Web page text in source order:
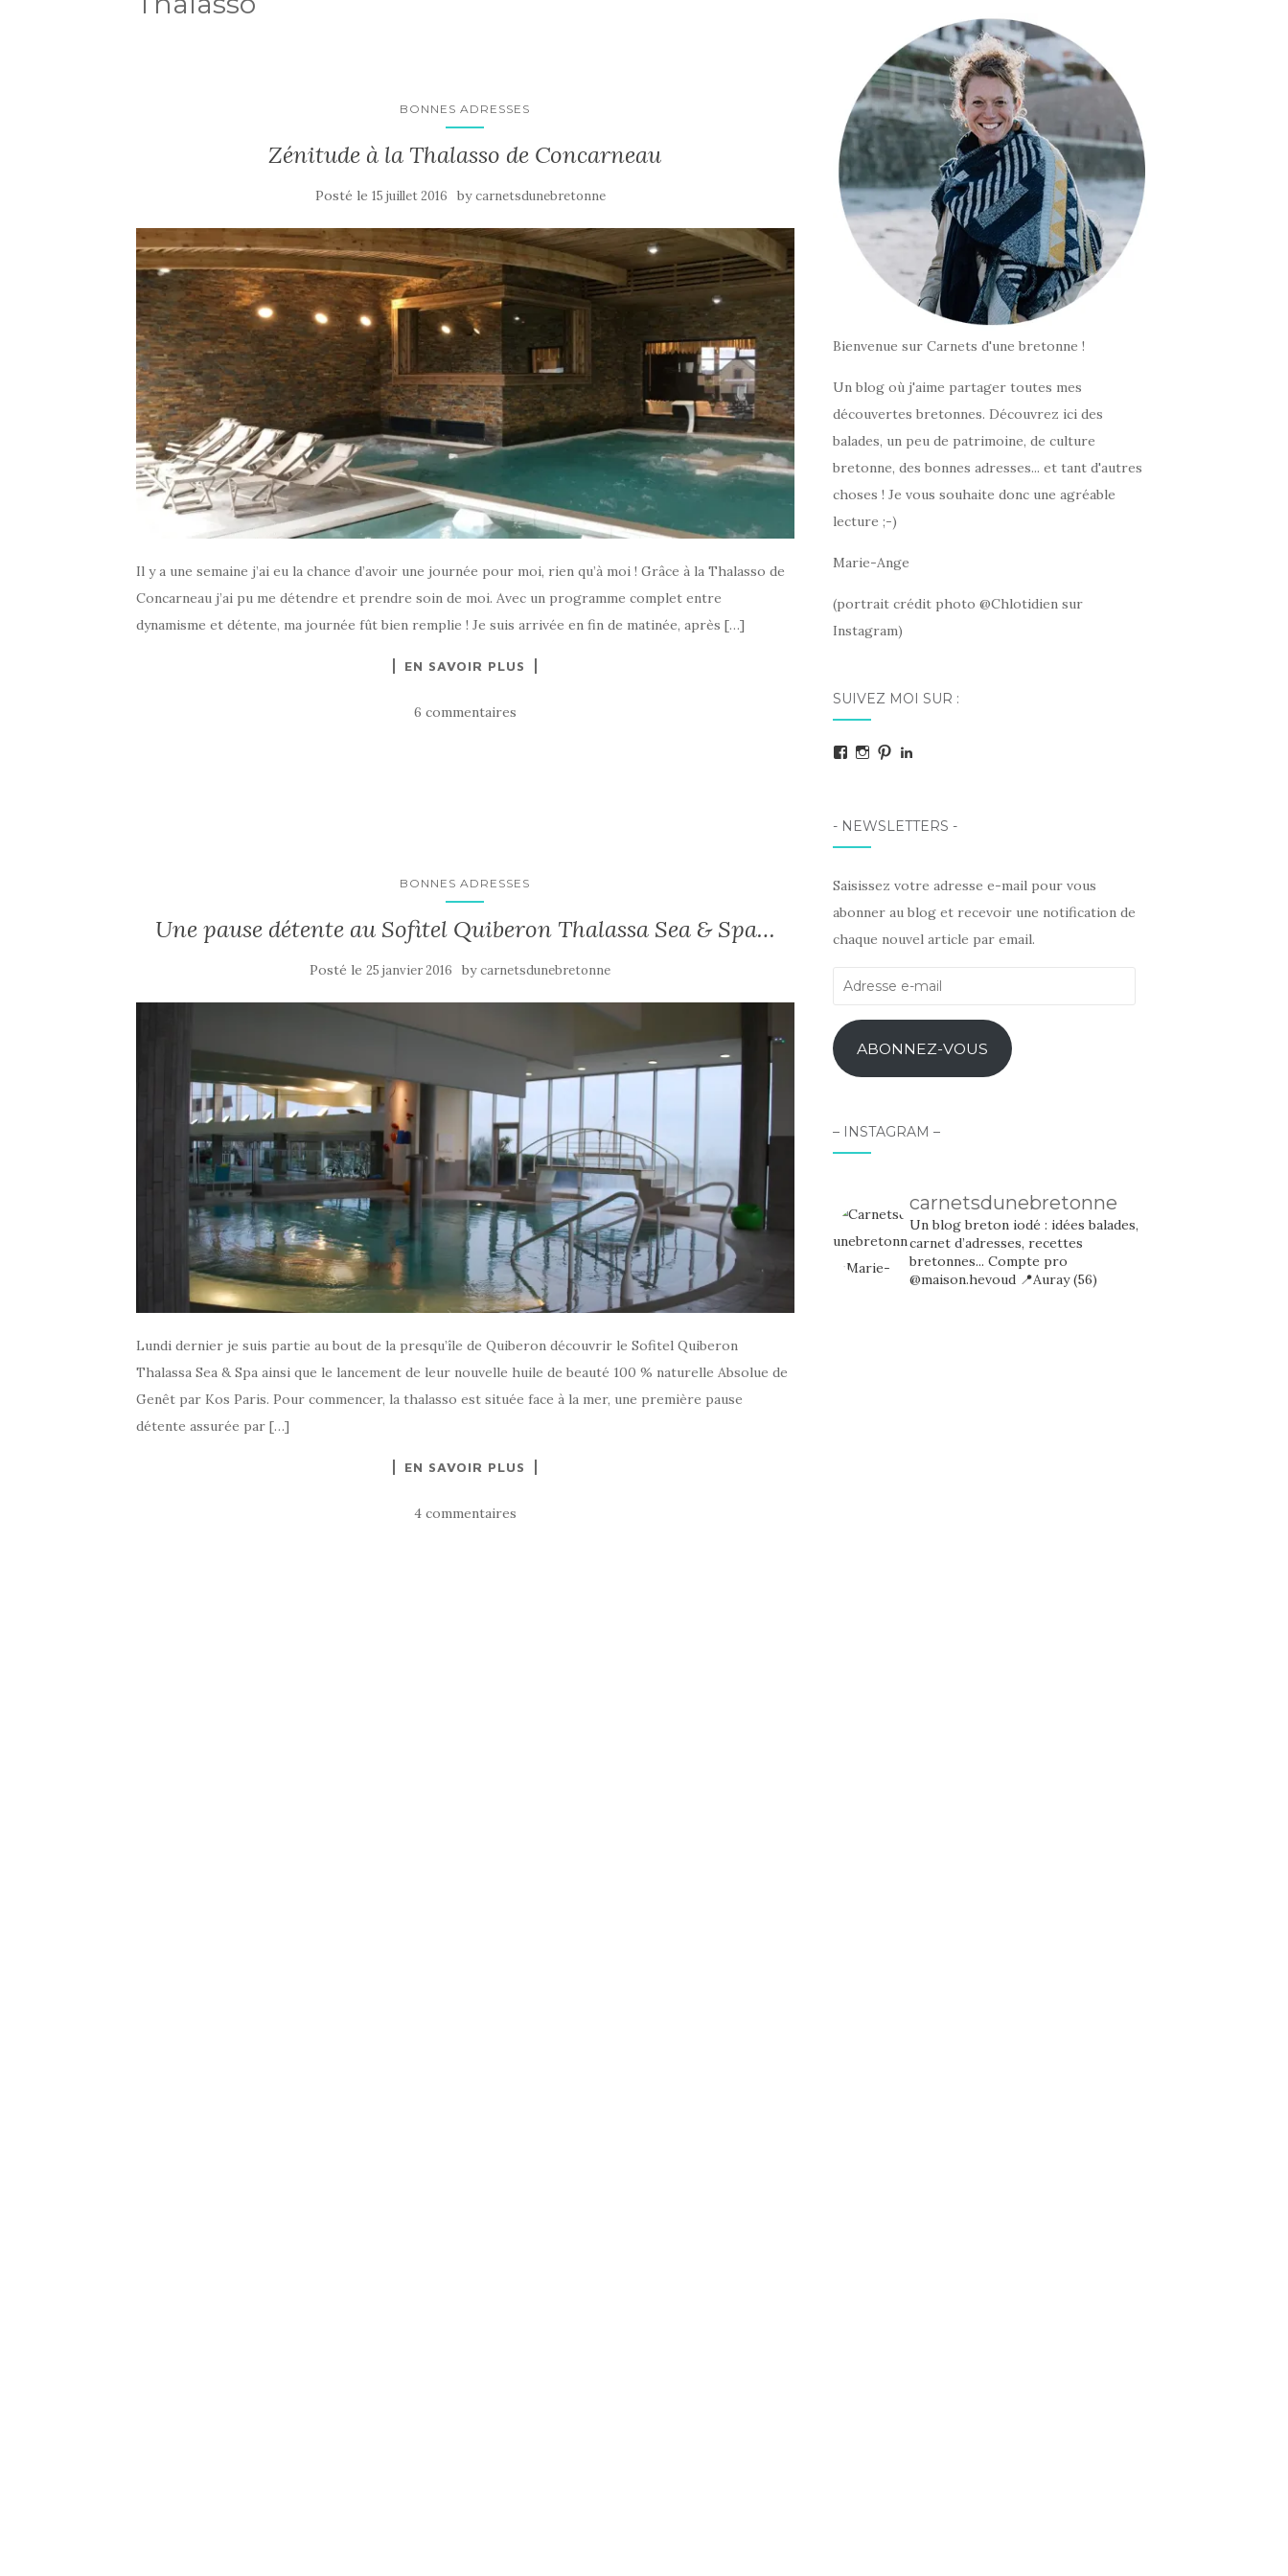
BONNES ADRESSES
Zénitude à la Thalasso de Concarneau
Posté le 15 juillet 2016 bycarnetsdunebretonne
Il y a une semaine j’ai eu la chance d’avoir une journée pour moi, rien qu’à moi ! Grâce à la Thalasso de
Concarneau j’ai pu me détendre et prendre soin de moi. Avec un programme complet entre
dynamisme et détente, ma journée fût bien remplie ! Je suis arrivée en fin de matinée, après […]
EN SAVOIR PLUS
6 commentaires
BONNES ADRESSES
Une pause détente au Sofitel Quiberon Thalassa Sea & Spa…
Posté le25 janvier 2016 bycarnetsdunebretonne
Lundi dernier je suis partie au bout de la presqu’île de Quiberon découvrir le Sofitel Quiberon
Thalassa Sea & Spa ainsi que le lancement de leur nouvelle huile de beauté 100 % naturelle Absolue de
Genêt par Kos Paris. Pour commencer, la thalasso est située face à la mer, une première pause
détente assurée par […]
EN SAVOIR PLUS
4 commentaires
Bienvenue sur Carnets d'une bretonne !
Un blog où j'aime partager toutes mes
découvertes bretonnes. Découvrez ici des
balades, un peu de patrimoine, de culture
bretonne, des bonnes adresses... et tant d'autres
choses ! Je vous souhaite donc une agréable
lecture ;-)
Marie-Ange
(portrait crédit photo @Chlotidien sur
Instagram)
SUIVEZ MOI SUR :
Facebook
Instagram
Pinterest
- NEWSLETTERS -
Saisissez votre adresse e-mail pour vous
abonner au blog et recevoir une notification de
chaque nouvel article par email.
Adresse
mail
ABONNEZ-VOUS
– INSTAGRAM –
carnetsdunebretonne
Un blog breton iodé : idées balades,
carnet d’adresses, recettes
bretonnes... Compte pro
@maison.hevoud 📍Auray (56)